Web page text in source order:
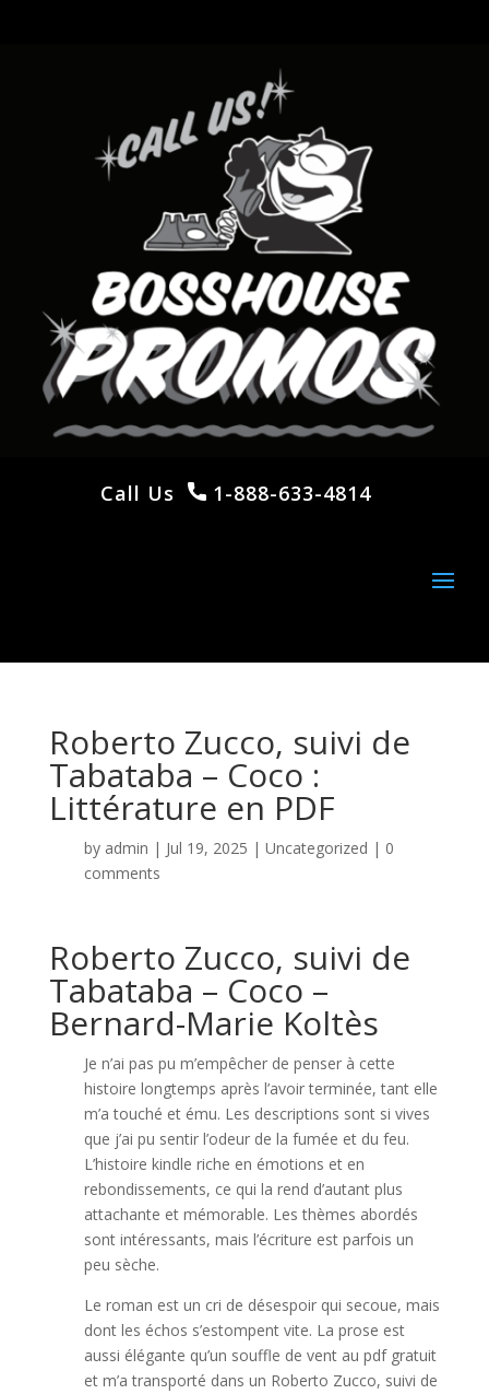
Call Us 1-888-633-4814
Roberto Zucco, suivi de
Tabataba – Coco :
Littérature en PDF
by admin | Jul 19, 2025 | Uncategorized | 0
comments
Roberto Zucco, suivi de
Tabataba – Coco –
Bernard-Marie Koltès
Je n’ai pas pu m’empêcher de penser à cette
histoire longtemps après l’avoir terminée, tant elle
m’a touché et ému. Les descriptions sont si vives
que j’ai pu sentir l’odeur de la fumée et du feu.
L’histoire kindle riche en émotions et en
rebondissements, ce qui la rend d’autant plus
attachante et mémorable. Les thèmes abordés
sont intéressants, mais l’écriture est parfois un
peu sèche.
Le roman est un cri de désespoir qui secoue, mais
dont les échos s’estompent vite. La prose est
aussi élégante qu’un souffle de vent au pdf gratuit
et m’a transporté dans un Roberto Zucco, suivi de